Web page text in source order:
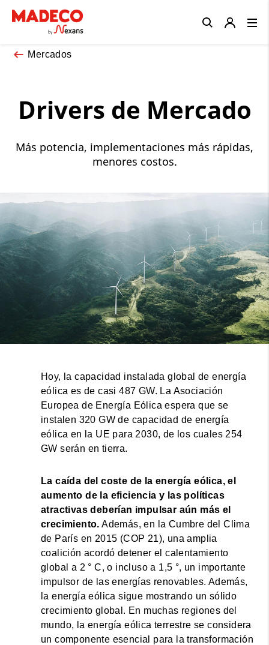
Mercados
Drivers de Mercado
Más potencia, implementaciones más rápidas,
menores costos.
Hoy, la capacidad instalada global de energía
eólica es de casi 487 GW. La Asociación
Europea de Energía Eólica espera que se
instalen 320 GW de capacidad de energía
eólica en la UE para 2030, de los cuales 254
GW serán en tierra.
La caída del coste de la energía eólica, el
aumento de la eficiencia y las políticas
atractivas deberían impulsar aún más el
crecimiento. Además, en la Cumbre del Clima
de París en 2015 (COP 21), una amplia
coalición acordó detener el calentamiento
global a 2 ° C, o incluso a 1,5 °, un importante
impulsor de las energías renovables. Además,
la energía eólica sigue mostrando un sólido
crecimiento global. En muchas regiones del
mundo, la energía eólica terrestre se considera
un componente esencial para la transformación
Close